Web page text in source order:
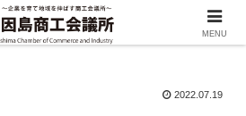
2022.07.19
MENU